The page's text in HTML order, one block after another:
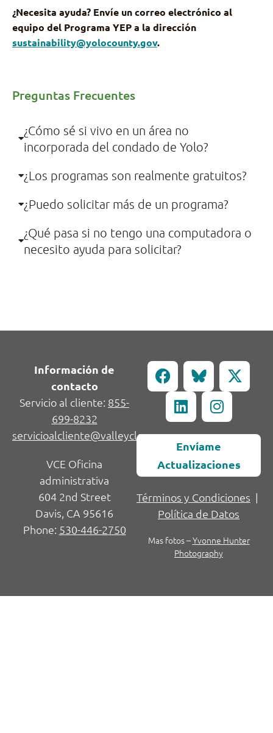
¿Necesita ayuda? Envíe un correo electrónico al
equipo del Programa YEP a la dirección
sustainability@yolocounty.gov.
Preguntas Frecuentes
¿Cómo sé si vivo en un área no
incorporada del condado de Yolo?
¿Los programas son realmente gratuitos?
¿Puedo solicitar más de un programa?
¿Qué pasa si no tengo una computadora o
necesito ayuda para solicitar?
Información de
contacto
Servicio al cliente: 855-
699-8232
servicioalcliente@valleycleanenergy.org
VCE Oficina
administrativa
604 2nd Street
Davis, CA 95616
Phone: 530-446-2750
Envíame
Actualizaciones
Términos y Condiciones |
Política de Datos
Mas fotos –Yvonne Hunter
Photography